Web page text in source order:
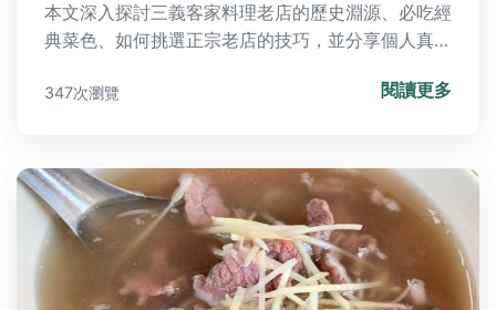
本文深入探討三義客家料理老店的歷史淵源、必吃經
典菜色、如何挑選正宗老店的技巧，並分享個人真實
347次瀏覽 閱讀更多